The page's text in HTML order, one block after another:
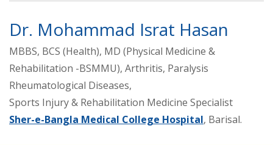
Dr. Mohammad Israt Hasan
MBBS, BCS (Health), MD (Physical Medicine &
Rehabilitation -BSMMU), Arthritis, Paralysis
Rheumatological Diseases,
Sports Injury & Rehabilitation Medicine Specialist
Sher-e-Bangla Medical College Hospital, Barisal.